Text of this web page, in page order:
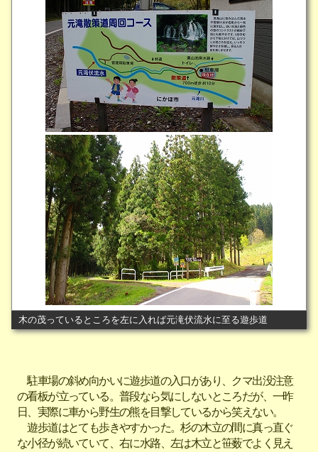
木の茂っているところを左に入れば元滝伏流水に至る遊歩道
駐車場の斜め向かいに遊歩道の入口があり、クマ出没注意
の看板が立っている。普段なら気にしないところだが、一昨
日、実際に車から野生の熊を目撃しているから笑えない。
遊歩道はとても歩きやすかった。杉の木立の間に真っ直ぐ
な小径が続いていて、右に水路、左は木立と笹薮でよく見え